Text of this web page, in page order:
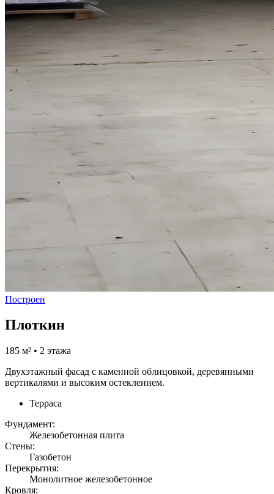
Построен
Плоткин
185 м² • 2 этажа
Двухэтажный фасад с каменной облицовкой, деревянными
вертикалями и высоким остеклением.
Терраса
Фундамент:
Железобетонная плита
Стены:
Газобетон
Перекрытия:
Монолитное железобетонное
Кровля: